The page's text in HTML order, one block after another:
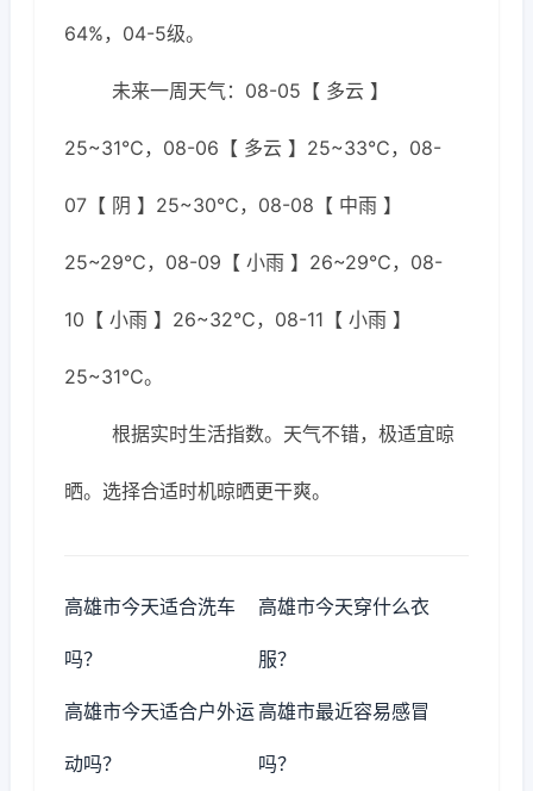
64%，04-5级。
未来一周天气：08-05【 多云 】
25~31℃，08-06【 多云 】25~33℃，08-
07【 阴 】25~30℃，08-08【 中雨 】
25~29℃，08-09【 小雨 】26~29℃，08-
10【 小雨 】26~32℃，08-11【 小雨 】
25~31℃。
根据实时生活指数。天气不错，极适宜晾
晒。选择合适时机晾晒更干爽。
高雄市今天适合洗车
吗？
高雄市今天穿什么衣
服？
高雄市今天适合户外运
动吗？
高雄市最近容易感冒
吗？